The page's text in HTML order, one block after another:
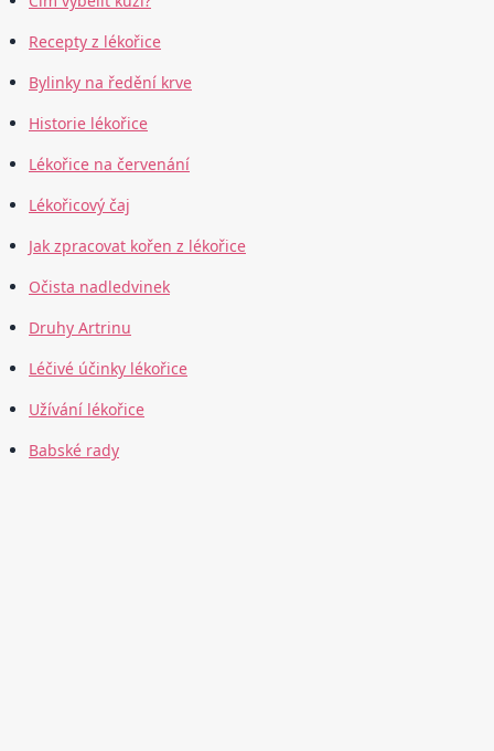
Recepty z lékořice
Bylinky na ředění krve
Historie lékořice
Lékořice na červenání
Lékořicový čaj
Jak zpracovat kořen z lékořice
Očista nadledvinek
Druhy Artrinu
Léčivé účinky lékořice
Užívání lékořice
Babské rady